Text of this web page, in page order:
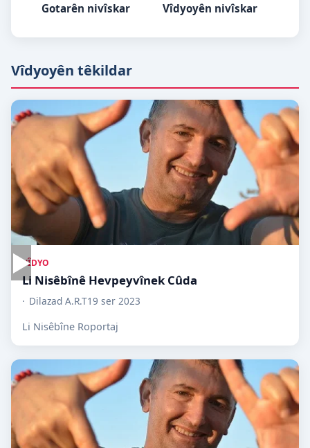
Gotarên nivîskar Vîdyoyên nivîskar
Vîdyoyên têkildar
▶VÎDYO
Li Nisêbînê Hevpeyvînek Cûda
Dilazad A.R.T19 ser 2023
Li Nisêbîne Roportaj